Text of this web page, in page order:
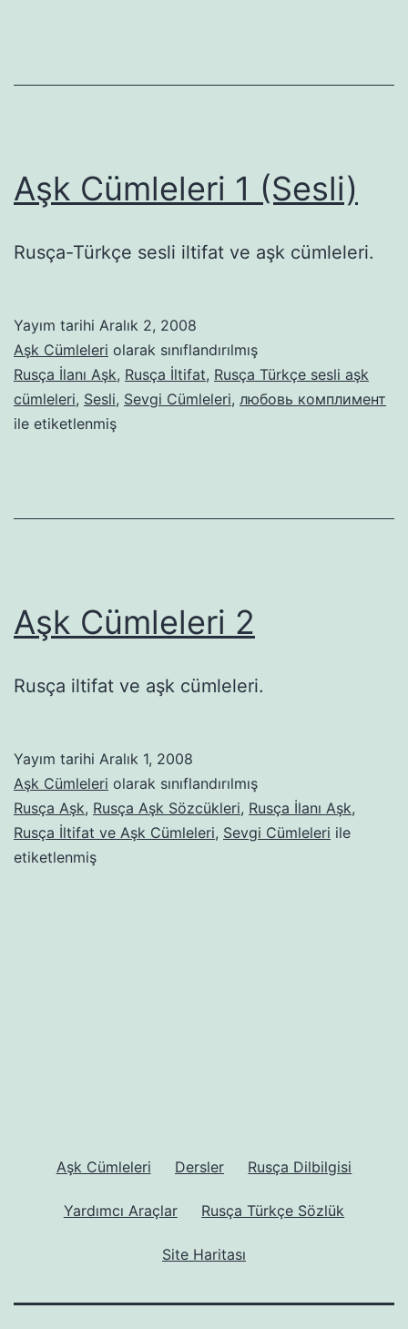
Aşk Cümleleri 1 (Sesli)
Rusça-Türkçe sesli iltifat ve aşk cümleleri.
Yayım tarihi Aralık 2, 2008
Aşk Cümleleri olarak sınıflandırılmış
Rusça İlanı Aşk, Rusça İltifat, Rusça Türkçe sesli aşk
cümleleri, Sesli, Sevgi Cümleleri, любовь комплимент
ile etiketlenmiş
Aşk Cümleleri 2
Rusça iltifat ve aşk cümleleri.
Yayım tarihi Aralık 1, 2008
Aşk Cümleleri olarak sınıflandırılmış
Rusça Aşk, Rusça Aşk Sözcükleri, Rusça İlanı Aşk,
Rusça İltifat ve Aşk Cümleleri, Sevgi Cümleleri ile
etiketlenmiş
Aşk Cümleleri Dersler Rusça Dilbilgisi
Yardımcı Araçlar Rusça Türkçe Sözlük
Site Haritası